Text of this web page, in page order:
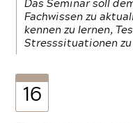
Das Seminar soll
Fachwissen zu
kennen zu lernen,
Stresssituationen
16